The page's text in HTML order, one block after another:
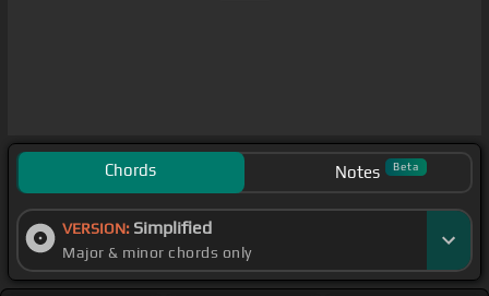
Chords Notes Beta
VERSION: Simplified
Major & minor chords only